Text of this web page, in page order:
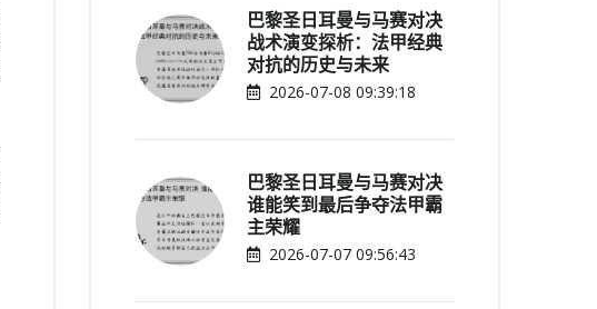
巴黎圣日耳曼与马赛对决
战术演变探析：法甲经典
对抗的历史与未来
2026-07-08 09:39:18
巴黎圣日耳曼与马赛对决
谁能笑到最后争夺法甲霸
主荣耀
2026-07-07 09:56:43